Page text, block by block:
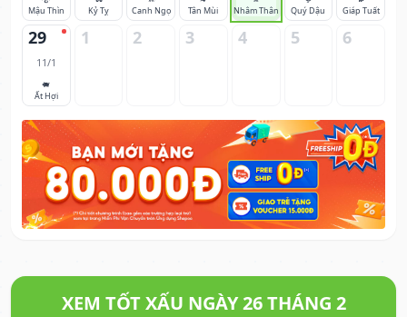
Mậu Thìn
Kỷ Tỵ
Canh Ngọ
Tân Mùi
Nhâm Thân
Quý Dậu
Giáp Tuất
29
11/1
🐖
Ất Hợi
1 2 3 4 5 6
XEM TỐT XẤU NGÀY 26 THÁNG 2